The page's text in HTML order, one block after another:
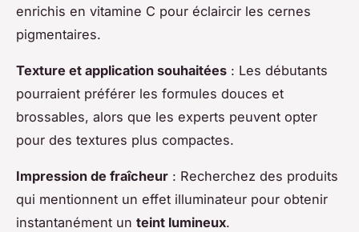
enrichis en vitamine C pour éclaircir les cernes
pigmentaires.
Texture et application souhaitées : Les débutants
pourraient préférer les formules douces et
brossables, alors que les experts peuvent opter
pour des textures plus compactes.
Impression de fraîcheur : Recherchez des produits
qui mentionnent un effet illuminateur pour obtenir
instantanément un teint lumineux.